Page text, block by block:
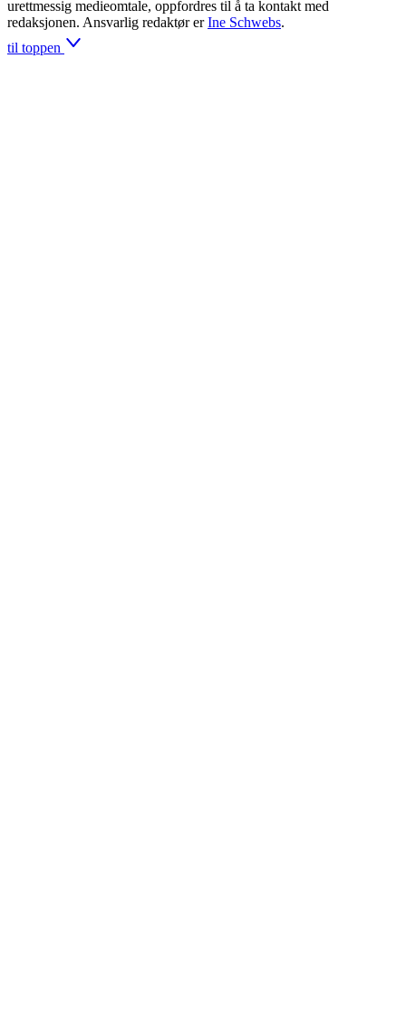
urettmessig medieomtale, oppfordres til å ta kontakt med
redaksjonen. Ansvarlig redaktør er Ine Schwebs.
til toppen